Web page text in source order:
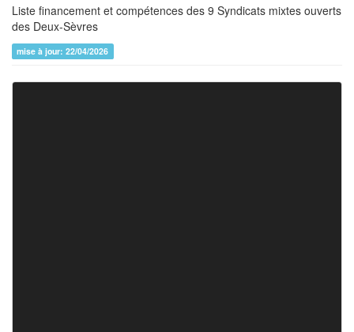
Liste financement et compétences des 9 Syndicats mixtes ouverts
des Deux-Sèvres
mise à jour: 22/04/2026